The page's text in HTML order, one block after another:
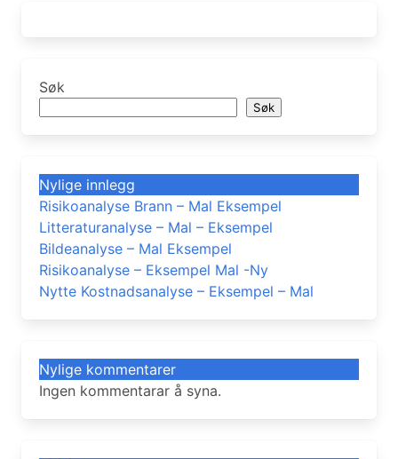
Søk
Søk
Nylige innlegg
Risikoanalyse Brann – Mal Eksempel
Litteraturanalyse – Mal – Eksempel
Bildeanalyse – Mal Eksempel
Risikoanalyse – Eksempel Mal -Ny
Nytte Kostnadsanalyse – Eksempel – Mal
Nylige kommentarer
Ingen kommentarar å syna.